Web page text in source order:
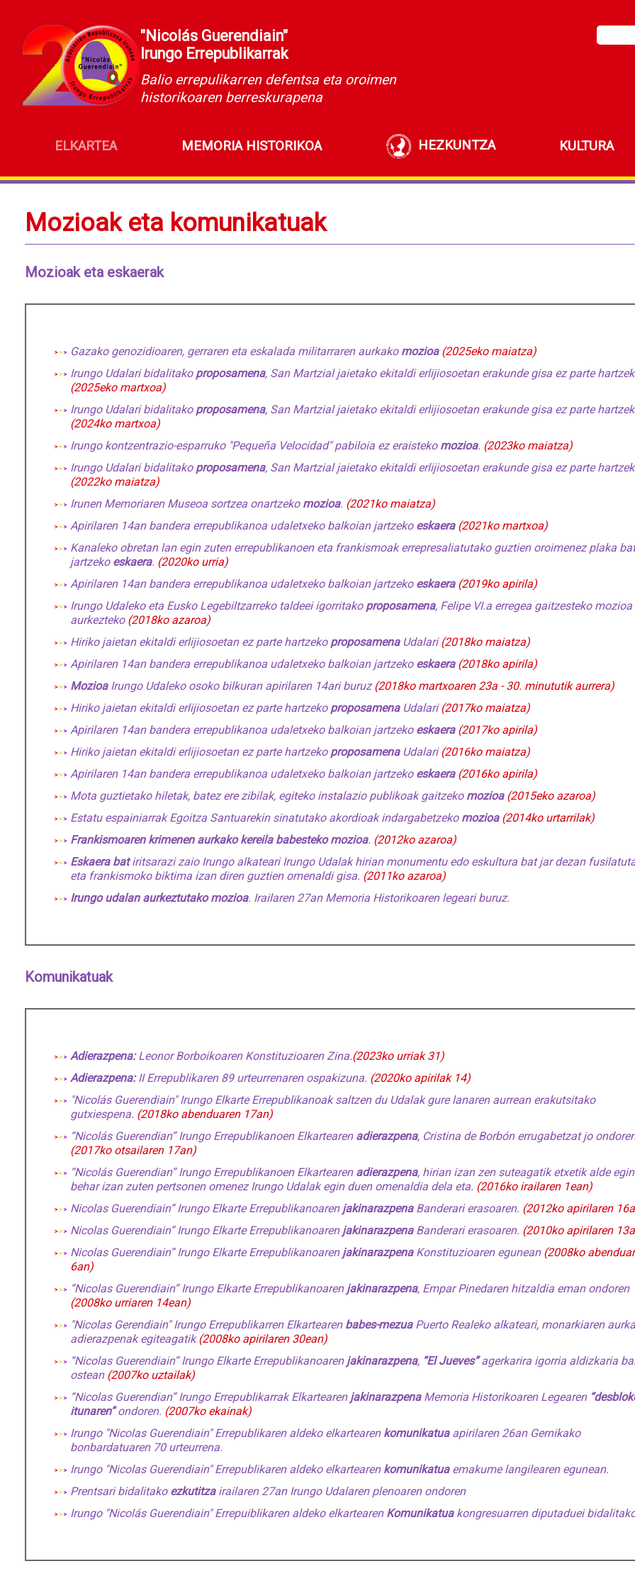
"Nicolás Guerendiain"
Irungo Errepublikarrak
Balio errepulikarren defentsa eta oroimen
historikoaren berreskurapena
ELKARTEA MEMORIA HISTORIKOA HEZKUNTZA KULTURA
Mozioak eta komunikatuak
Mozioak eta eskaerak
Gazako genozidioaren, gerraren eta eskalada militarraren aurkako mozioa (2025eko maiatza)
Irungo Udalari bidalitako proposamena, San Martzial jaietako ekitaldi erlijiosoetan erakunde gisa ez parte
(2025eko martxoa)
Irungo Udalari bidalitako proposamena, San Martzial jaietako ekitaldi erlijiosoetan erakunde gisa ez parte
(2024ko martxoa)
Irungo kontzentrazio-esparruko "Pequeña Velocidad" pabiloia ez eraisteko mozioa. (2023ko maiatza)
Irungo Udalari bidalitako proposamena, San Martzial jaietako ekitaldi erlijiosoetan erakunde gisa ez parte
(2022ko maiatza)
Irunen Memoriaren Museoa sortzea onartzeko mozioa. (2021ko maiatza)
Apirilaren 14an bandera errepublikanoa udaletxeko balkoian jartzeko eskaera (2021ko martxoa)
Kanaleko obretan lan egin zuten errepublikanoen eta frankismoak errepresaliatutako guztien oroimenez plaka bat
jartzeko eskaera. (2020ko urria)
Apirilaren 14an bandera errepublikanoa udaletxeko balkoian jartzeko eskaera (2019ko apirila)
Irungo Udaleko eta Eusko Legebiltzarreko taldeei igorritako proposamena, Felipe VI.a erregea gaitzesteko mozioa
aurkezteko (2018ko azaroa)
Hiriko jaietan ekitaldi erlijiosoetan ez parte hartzeko proposamenaUdalari (2018ko maiatza)
Apirilaren 14an bandera errepublikanoa udaletxeko balkoian jartzeko eskaera (2018ko apirila)
MozioaIrungo Udaleko osoko bilkuran apirilaren 14ari buruz (2018ko martxoaren 23a - 30. minututik aurrera)
Hiriko jaietan ekitaldi erlijiosoetan ez parte hartzeko proposamenaUdalari (2017ko maiatza)
Apirilaren 14an bandera errepublikanoa udaletxeko balkoian jartzeko eskaera (2017ko apirila)
Hiriko jaietan ekitaldi erlijiosoetan ez parte hartzeko proposamenaUdalari (2016ko maiatza)
Apirilaren 14an bandera errepublikanoa udaletxeko balkoian jartzeko eskaera (2016ko apirila)
Mota guztietako hiletak, batez ere zibilak, egiteko instalazio publikoak gaitzeko mozioa (2015eko azaroa)
Estatu espainiarrak Egoitza Santuarekin sinatutako akordioak indargabetzeko mozioa (2014ko urtarrilak)
Frankismoaren krimenen aurkako kereila babesteko mozioa. (2012ko azaroa)
Eskaera batiritsarazi zaio Irungo alkateari Irungo Udalak hirian monumentu edo eskultura bat jar dezan
eta frankismoko biktima izan diren guztien omenaldi gisa. (2011ko azaroa)
Irungo udalan aurkeztutako mozioa. Irailaren 27an Memoria Historikoaren legeari buruz.
Komunikatuak
Adierazpena:Leonor Borboikoaren Konstituzioaren Zina.(2023ko urriak 31)
Adierazpena:II Errepublikaren 89 urteurrenaren ospakizuna. (2020ko apirilak 14)
"Nicolás Guerendiain" Irungo Elkarte Errepublikanoak saltzen du Udalak gure lanaren aurrean erakutsitako
gutxiespena. (2018ko abenduaren 17an)
“Nicolás Guerendian” Irungo Errepublikanoen Elkartearen adierazpena, Cristina de Borbón errugabetzat jo
(2017ko otsailaren 17an)
“Nicolás Guerendian” Irungo Errepublikanoen Elkartearen adierazpena, hirian izan zen suteagatik etxetik alde egin
behar izan zuten pertsonen omenez Irungo Udalak egin duen omenaldia dela eta. (2016ko irailaren 1ean)
Nicolas Guerendiain” Irungo Elkarte ErrepublikanoarenjakinarazpenaBanderari erasoaren. (2012ko apirilaren
Nicolas Guerendiain” Irungo Elkarte ErrepublikanoarenjakinarazpenaBanderari erasoaren. (2010ko apirilaren
Nicolas Guerendiain” Irungo Elkarte ErrepublikanoarenjakinarazpenaKonstituzioaren egunean (2008ko
6an)
“Nicolas Guerendiain” Irungo Elkarte Errepublikanoarenjakinarazpena, Empar Pinedaren hitzaldia eman ondoren
(2008ko urriaren 14ean)
"Nicolas Gerendiain" Irungo Errepublikarren Elkartearenbabes-mezuaPuerto Realeko alkateari, monarkiaren
adierazpenak egiteagatik(2008ko apirilaren 30ean)
“Nicolas Guerendiain” Irungo Elkarte Errepublikanoarenjakinarazpena, “El Jueves”agerkarira igorria aldizkaria
ostean (2007ko uztailak)
“Nicolas Guerendian” Irungo Errepublikarrak Elkartearen jakinarazpenaMemoria Historikoaren Legearen
itunaren”ondoren. (2007ko ekainak)
Irungo "Nicolas Guerendiain" Errepublikaren aldeko elkartearen komunikatuaapirilaren 26an Gernikako
bonbardatuaren 70 urteurrena.
Irungo "Nicolas Guerendiain" Errepublikaren aldeko elkartearen komunikatua emakume langilearen egunean.
Prentsari bidalitakoezkutitzairailaren 27an Irungo Udalaren plenoaren ondoren
Irungo "Nicolás Guerendiain" Errepuiblikaren aldeko elkartearen Komunikatuakongresuarren diputaduei